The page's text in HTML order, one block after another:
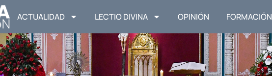
ACTUALIDAD LECTIO DIVINA OPINIÓN FORMACIÓN